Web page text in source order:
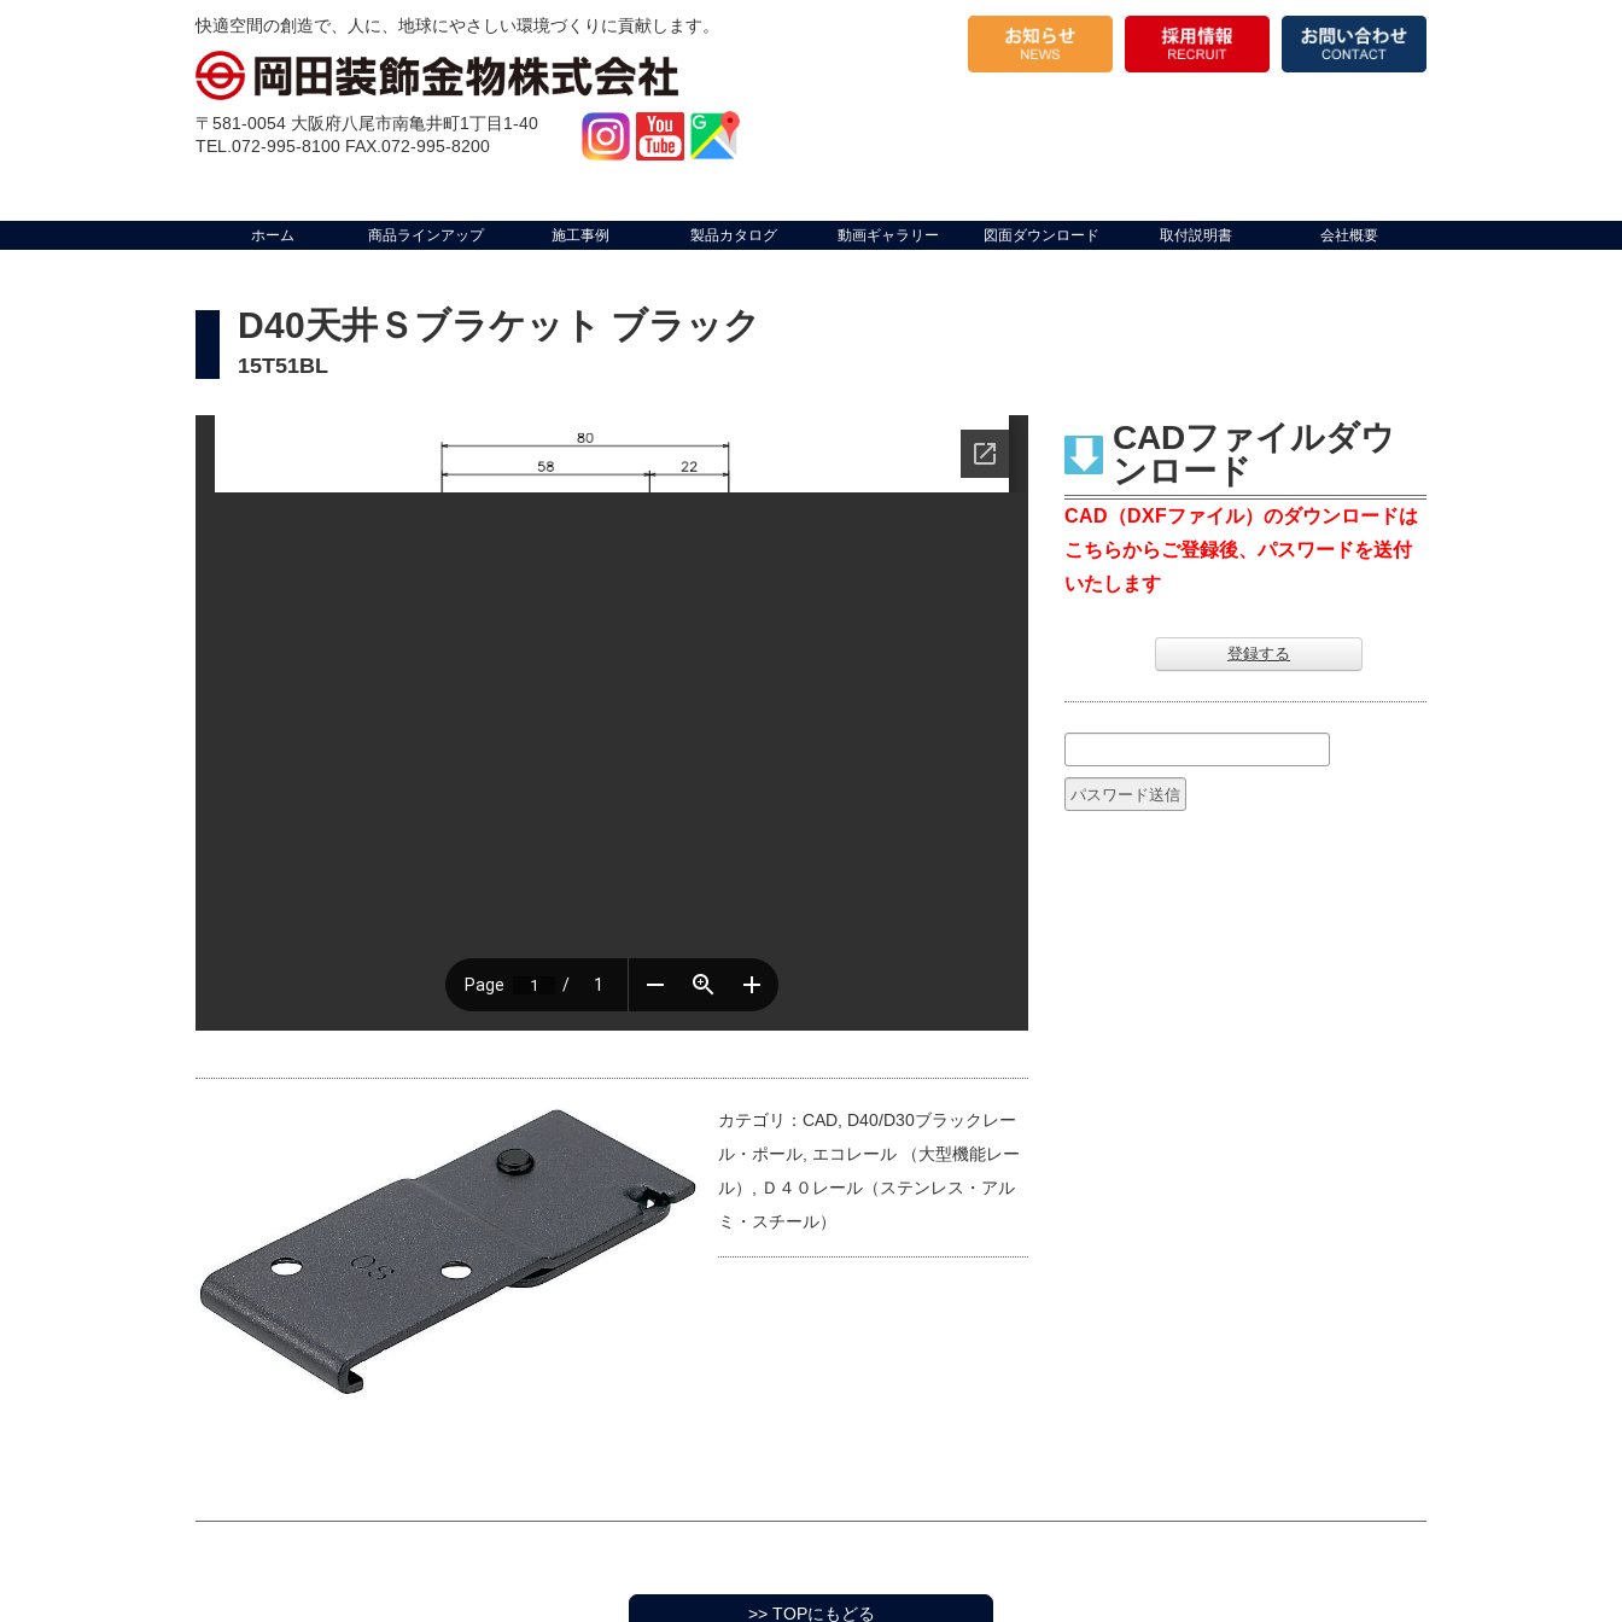
快適空間の創造で、人に、地球にやさしい環境づくりに貢献します。
〒581-0054 大阪府八尾市南亀井町1丁目1-40
TEL.072-995-8100 FAX.072-995-8200
ホーム 商品ラインアップ 施工事例 製品カタログ 動画ギャラリー 図面ダウンロード 取付説明書 会社概要
D40天井Ｓブラケット ブラック
15T51BL
カテゴリ： CAD, D40/D30ブラックレー
ル・ポール, エコレール （大型機能レー
ル）
Ｄ４０レール（ステンレス・アル
ミ・スチール）
CADファイルダウ
ンロード
CAD（DXFファイル）のダウンロードは
こちらからご登録後、パスワードを送付
いたします
登録する
>> TOPにもどる